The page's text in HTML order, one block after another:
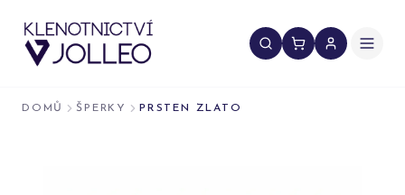
DOMŮ ŠPERKY PRSTEN ZLATO